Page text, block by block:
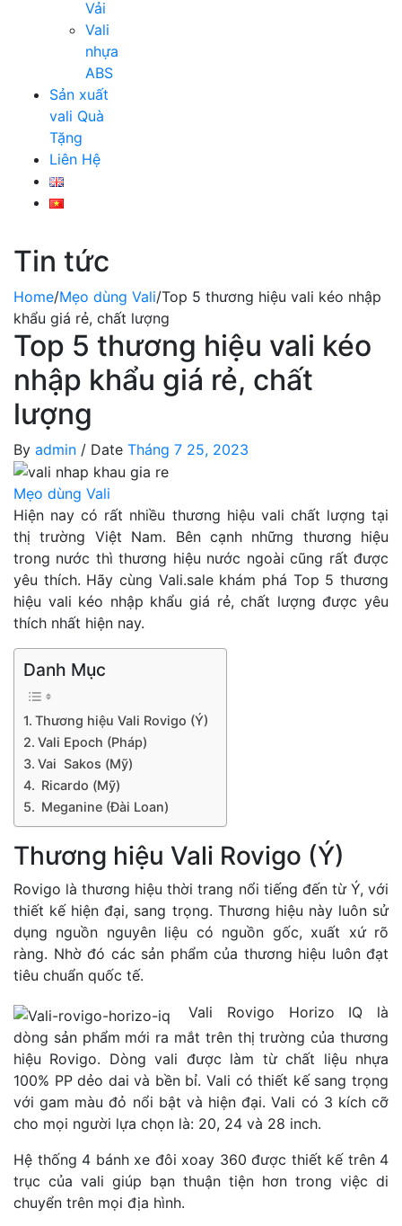
Vải
Vali
nhựa
ABS
Sản xuất
vali Quà
Tặng
Liên Hệ
Tin tức
Home/Mẹo dùng Vali/Top 5 thương hiệu vali kéo nhập
khẩu giá rẻ, chất lượng
Top 5 thương hiệu vali kéo
nhập khẩu giá rẻ, chất
lượng
By admin / Date Tháng 7 25, 2023
Mẹo dùng Vali
Hiện nay có rất nhiều thương hiệu vali chất lượng tại
thị trường Việt Nam. Bên cạnh những thương hiệu
trong nước thì thương hiệu nước ngoài cũng rất được
yêu thích. Hãy cùng Vali.sale khám phá Top 5 thương
hiệu vali kéo nhập khẩu giá rẻ, chất lượng được yêu
thích nhất hiện nay.
Danh Mục
Thương hiệu Vali Rovigo (Ý)
Vali Epoch (Pháp)
Vai Sakos (Mỹ)
Ricardo (Mỹ)
Meganine (Đài Loan)
Thương hiệu Vali Rovigo (Ý)
Rovigo là thương hiệu thời trang nổi tiếng đến từ Ý, với
thiết kế hiện đại, sang trọng. Thương hiệu này luôn sử
dụng nguồn nguyên liệu có nguồn gốc, xuất xứ rõ
ràng. Nhờ đó các sản phẩm của thương hiệu luôn đạt
tiêu chuẩn quốc tế.
Vali Rovigo Horizo IQ là
dòng sản phẩm mới ra mắt trên thị trường của thương
hiệu Rovigo. Dòng vali được làm từ chất liệu nhựa
100% PP dẻo dai và bền bỉ. Vali có thiết kế sang trọng
với gam màu đỏ nổi bật và hiện đại. Vali có 3 kích cỡ
cho mọi người lựa chọn là: 20, 24 và 28 inch.
Hệ thống 4 bánh xe đôi xoay 360 được thiết kế trên 4
trục của vali giúp bạn thuận tiện hơn trong việc di
chuyển trên mọi địa hình.